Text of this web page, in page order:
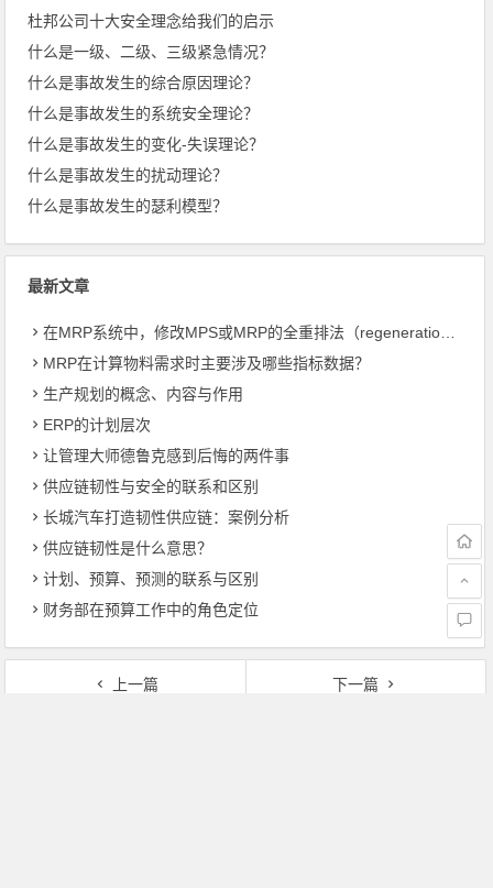
杜邦公司十大安全理念给我们的启示
什么是一级、二级、三级紧急情况？
什么是事故发生的综合原因理论？
什么是事故发生的系统安全理论？
什么是事故发生的变化-失误理论？
什么是事故发生的扰动理论？
什么是事故发生的瑟利模型？
最新文章
在MRP系统中，修改MPS或MRP的全重排法（regeneration）和净改变法？
MRP在计算物料需求时主要涉及哪些指标数据？
生产规划的概念、内容与作用
ERP的计划层次
让管理大师德鲁克感到后悔的两件事
供应链韧性与安全的联系和区别
长城汽车打造韧性供应链：案例分析
供应链韧性是什么意思？
计划、预算、预测的联系与区别
财务部在预算工作中的角色定位
上一篇
下一篇